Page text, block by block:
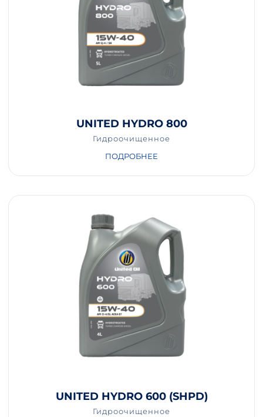
UNITED HYDRO 800
Гидроочищенное
ПОДРОБНЕЕ
UNITED HYDRO 600 (SHPD)
Гидроочищенное